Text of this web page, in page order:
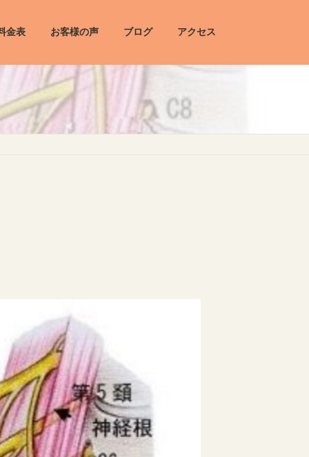
金表 お客様の声 ブログ アクセス